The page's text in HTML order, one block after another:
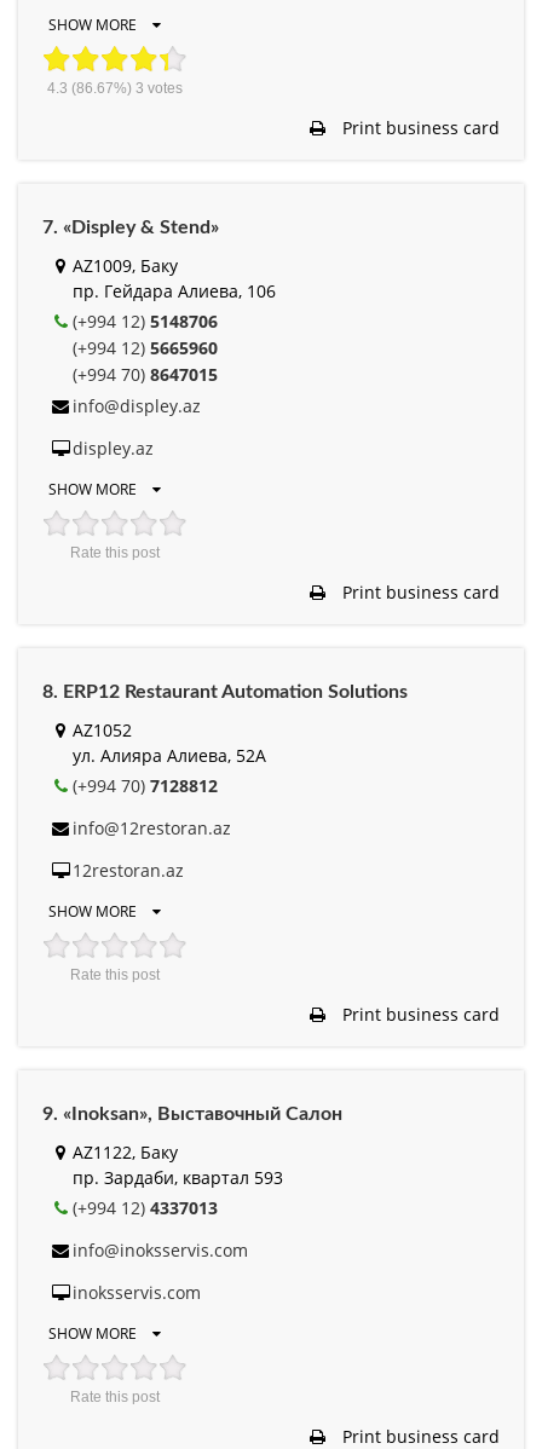
SHOW MORE
4.3 (86.67%) 3 votes
Print business card
7. «Displey & Stend»
AZ1009, Баку
пр. Гейдара Алиева, 106
(+994 12) 5148706
(+994 12) 5665960
(+994 70) 8647015
info@displey.az
displey.az
SHOW MORE
Rate this post
Print business card
8. ERP12 Restaurant Automation Solutions
AZ1052
ул. Алияра Алиева, 52A
(+994 70) 7128812
info@12restoran.az
12restoran.az
SHOW MORE
Rate this post
Print business card
9. «Inoksan», Выставочный Салон
AZ1122, Баку
пр. Зардаби, квартал 593
(+994 12) 4337013
info@inoksservis.com
inoksservis.com
SHOW MORE
Rate this post
Print business card